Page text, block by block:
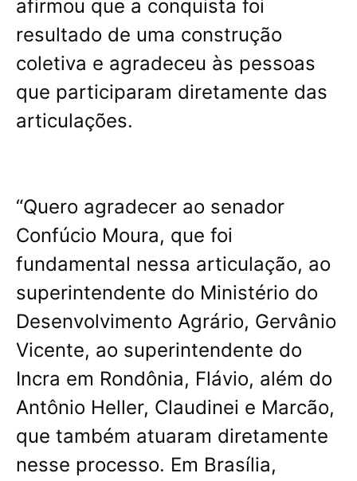
afirmou que a conquista foi
resultado de uma construção
coletiva e agradeceu às pessoas
que participaram diretamente das
articulações.
“Quero agradecer ao senador
Confúcio Moura, que foi
fundamental nessa articulação, ao
superintendente do Ministério do
Desenvolvimento Agrário, Gervânio
Vicente, ao superintendente do
Incra em Rondônia, Flávio, além do
Antônio Heller, Claudinei e Marcão,
que também atuaram diretamente
nesse processo. Em Brasília,